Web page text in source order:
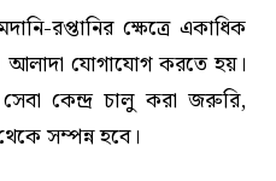
রপ্তানির ক্ষেত্রে একাধিক
আলাদা যোগাযোগ করতে হয়।
কেন্দ্র চালু করা জরুরি,
সম্পন্ন হবে।